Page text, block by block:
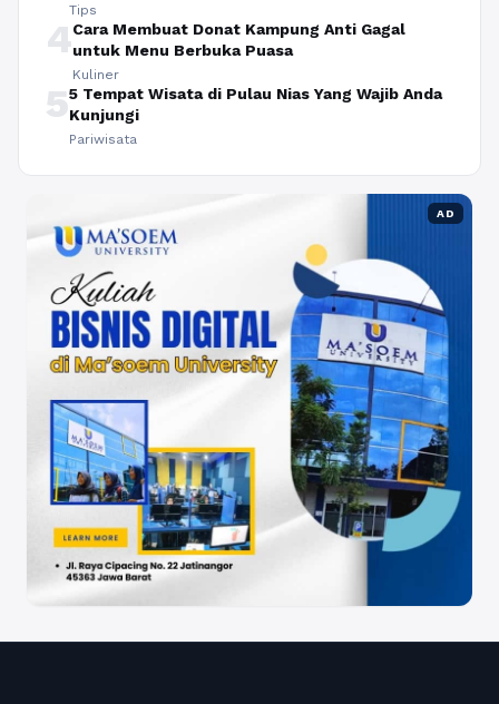
Tips
4Cara Membuat Donat Kampung Anti Gagal
untuk Menu Berbuka Puasa
Kuliner
55 Tempat Wisata di Pulau Nias Yang Wajib Anda
Kunjungi
Pariwisata
AD